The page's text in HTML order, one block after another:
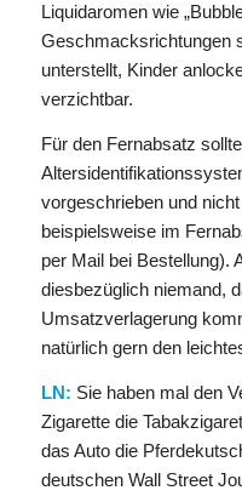
Liquidaromen wie
Geschmacksrichtungen
unterstellt, Kinder
verzichtbar.
Für den Fernabsatz
vorgeschrieben und
beispielsweise im
per Mail bei Bestellung).
diesbezüglich niemand,
Umsatzverlagerung
natürlich gern den
LN: Sie haben mal den
Zigarette die
das Auto die
deutschen Wall Street